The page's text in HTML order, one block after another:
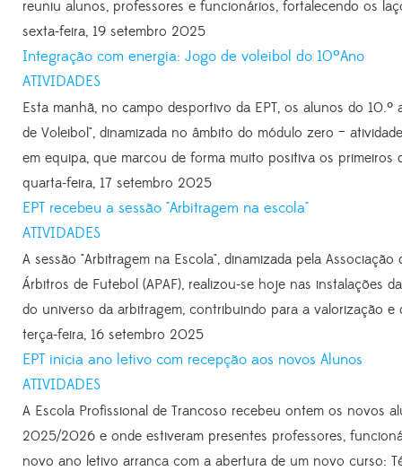
reuniu alunos, professores e funcionários, fortalecendo os
sexta-feira, 19 setembro 2025
Integração com energia: Jogo de voleibol do 10ºAno
ATIVIDADES
Esta manhã, no campo desportivo da EPT, os alunos do
de Voleibol", dinamizada no âmbito do módulo zero –
em equipa, que marcou de forma muito positiva os primeiros
quarta-feira, 17 setembro 2025
EPT recebeu a sessão "Arbitragem na escola"
ATIVIDADES
A sessão "Arbitragem na Escola", dinamizada pela
Árbitros de Futebol (APAF), realizou-se hoje nas instalações
do universo da arbitragem, contribuindo para a valorização e
terça-feira, 16 setembro 2025
EPT inicia ano letivo com recepção aos novos Alunos
ATIVIDADES
A Escola Profissional de Trancoso recebeu ontem os novos
2025/2026 e onde estiveram presentes professores,
novo ano letivo arranca com a abertura de um novo curso: